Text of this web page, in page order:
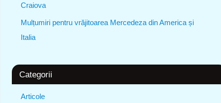
Craiova
Mulțumiri pentru vrăjitoarea Mercedeza din America și
Italia
Categorii
Articole